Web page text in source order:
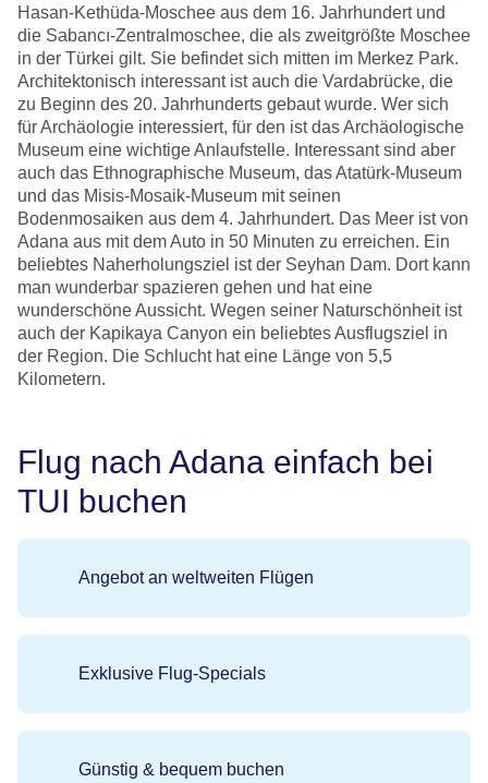
Hasan-Kethüda-Moschee aus dem 16. Jahrhundert und
die Sabancı-Zentralmoschee, die als zweitgrößte Moschee
in der Türkei gilt. Sie befindet sich mitten im Merkez Park.
Architektonisch interessant ist auch die Vardabrücke, die
zu Beginn des 20. Jahrhunderts gebaut wurde. Wer sich
für Archäologie interessiert, für den ist das Archäologische
Museum eine wichtige Anlaufstelle. Interessant sind aber
auch das Ethnographische Museum, das Atatürk-Museum
und das Misis-Mosaik-Museum mit seinen
Bodenmosaiken aus dem 4. Jahrhundert. Das Meer ist von
Adana aus mit dem Auto in 50 Minuten zu erreichen. Ein
beliebtes Naherholungsziel ist der Seyhan Dam. Dort kann
man wunderbar spazieren gehen und hat eine
wunderschöne Aussicht. Wegen seiner Naturschönheit ist
auch der Kapikaya Canyon ein beliebtes Ausflugsziel in
der Region. Die Schlucht hat eine Länge von 5,5
Kilometern.
Flug nach Adana einfach bei
TUI buchen
Angebot an weltweiten Flügen
Exklusive Flug-Specials
Günstig & bequem buchen